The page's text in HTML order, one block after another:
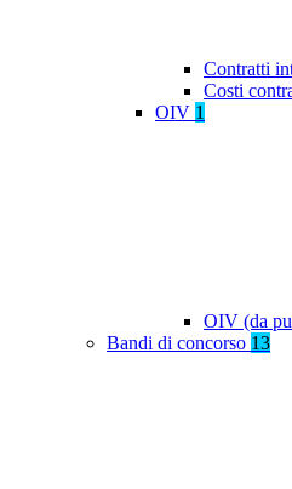
Contratti
Costi
OIV 1
OIV (da
Bandi di concorso 13